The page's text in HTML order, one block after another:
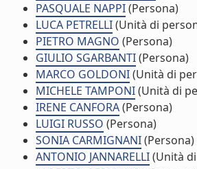
PASQUALE NAPPI(Persona)
LUCA PETRELLI(Unità di
PIETRO MAGNO (Persona)
GIULIO SGARBANTI(Persona)
MARCO GOLDONI(Unità di
MICHELE TAMPONI(Unità di
IRENE CANFORA(Persona)
LUIGI RUSSO (Persona)
SONIA CARMIGNANI(Persona)
ANTONIO JANNARELLI(Unità